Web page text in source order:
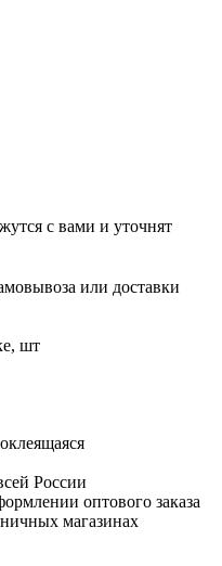
с вами и уточнят
или доставки
шт
России
оптового заказа
магазинах